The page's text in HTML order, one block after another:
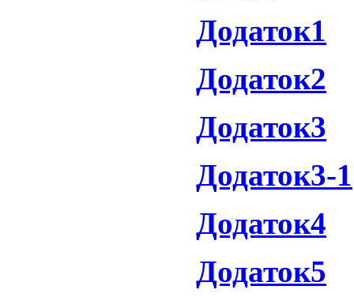
Додаток1
Додаток2
Додаток3
Додаток3-1
Додаток4
Додаток5